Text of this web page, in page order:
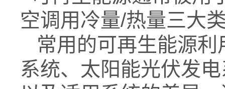
空调用冷量/热量三大
常用的可再生能源利
系统、太阳能光伏发